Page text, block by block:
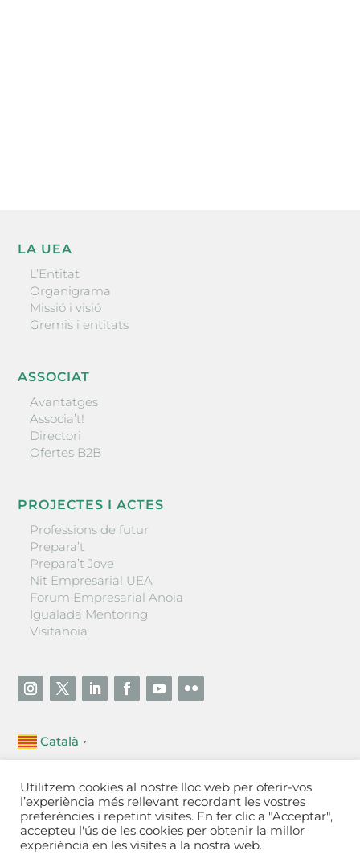
LA UEA
L’Entitat
Organigrama
Missió i visió
Gremis i entitats
ASSOCIAT
Avantatges
Associa’t!
Directori
Ofertes B2B
PROJECTES I ACTES
Professions de futur
Prepara’t
Prepara’t Jove
Nit Empresarial UEA
Forum Empresarial Anoia
Igualada Mentoring
Visitanoia
Català ▼
Unió Empresarial de l’Anoia (UEA)
Ctra. de Manresa, 131, 08700 – Igualada(Barcelona)
Tel 93 805 22 92
Contactar
Utilitzem cookies al nostre lloc web per oferir-vos
l’experiència més rellevant recordant les vostres
preferències i repetint visites. En fer clic a "Acceptar",
accepteu l'ús de les cookies per obtenir la millor
experiència en les visites a la nostra web.